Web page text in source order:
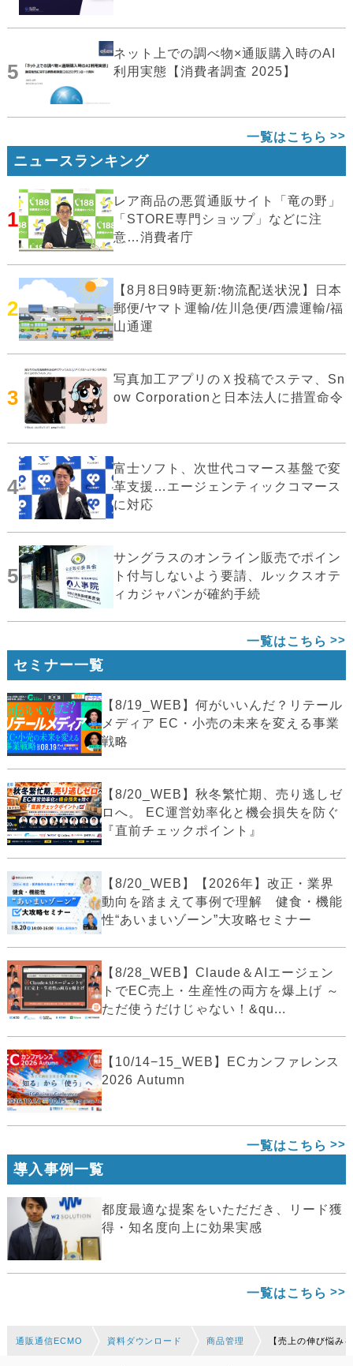
5
ネット上での調べ物×通販購入時のAI
利用実態【消費者調査 2025】
一覧はこちら
ニュースランキング
1
レア商品の悪質通販サイト「竜の野」
「STORE専門ショップ」などに注
意…消費者庁
2
【8月8日9時更新:物流配送状況】日本
郵便/ヤマト運輸/佐川急便/西濃運輸/福
山通運
3
写真加工アプリのＸ投稿でステマ、Sn
ow Corporationと日本法人に措置命令
4
富士ソフト、次世代コマース基盤で変
革支援…エージェンティックコマース
に対応
5
サングラスのオンライン販売でポイン
ト付与しないよう要請、ルックスオテ
ィカジャパンが確約手続
一覧はこちら
セミナー一覧
【8/19_WEB】何がいいんだ？リテール
メディア EC・小売の未来を変える事業
戦略
【8/20_WEB】秋冬繁忙期、売り逃しゼ
ロへ。 EC運営効率化と機会損失を防ぐ
『直前チェックポイント』
【8/20_WEB】【2026年】改正・業界
動向を踏まえて事例で理解 健食・機能
性“あいまいゾーン”大攻略セミナー
【8/28_WEB】Claude＆AIエージェン
トでEC売上・生産性の両方を爆上げ ～
ただ使うだけじゃない！&qu...
【10/14−15_WEB】ECカンファレンス
2026 Autumn
一覧はこちら
導入事例一覧
都度最適な提案をいただだき、リード獲
得・知名度向上に効果実感
一覧はこちら
通販通信ECMO 資料ダウンロード 商品管理 【売上の伸び悩み